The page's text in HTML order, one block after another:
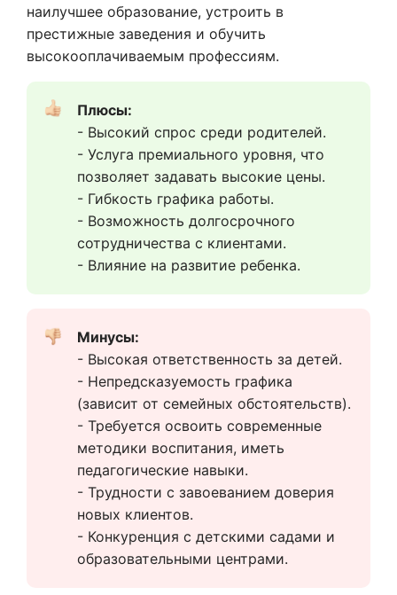
наилучшее образование, устроить в
престижные заведения и обучить
высокооплачиваемым профессиям.
Плюсы:
- Высокий спрос среди родителей.
- Услуга премиального уровня, что
позволяет задавать высокие цены.
- Гибкость графика работы.
- Возможность долгосрочного
сотрудничества с клиентами.
- Влияние на развитие ребенка.
Минусы:
- Высокая ответственность за детей.
- Непредсказуемость графика
(зависит от семейных обстоятельств).
- Требуется освоить современные
методики воспитания, иметь
педагогические навыки.
- Трудности с завоеванием доверия
новых клиентов.
- Конкуренция с детскими садами и
образовательными центрами.